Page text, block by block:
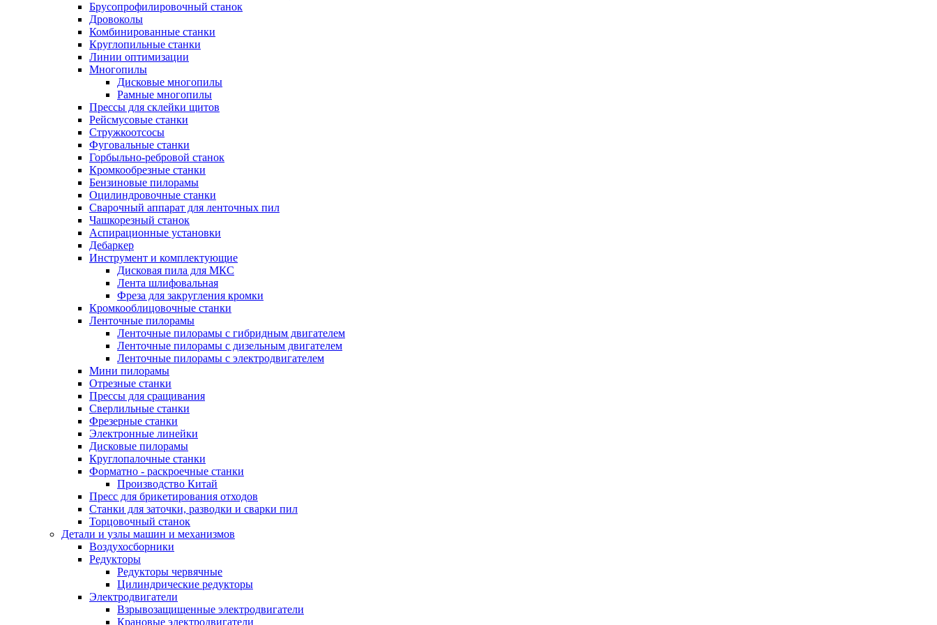
Брусопрофилировочный станок
Дровоколы
Комбинированные станки
Круглопильные станки
Линии оптимизации
Многопилы
Дисковые многопилы
Рамные многопилы
Прессы для склейки щитов
Рейсмусовые станки
Стружкоотсосы
Фуговальные станки
Горбыльно-ребровой станок
Кромкообрезные станки
Бензиновые пилорамы
Оцилиндровочные станки
Сварочный аппарат для ленточных пил
Чашкорезный станок
Аспирационные установки
Дебаркер
Инструмент и комплектующие
Дисковая пила для МКС
Лента шлифовальная
Фреза для закругления кромки
Кромкооблицовочные станки
Ленточные пилорамы
Ленточные пилорамы с гибридным двигателем
Ленточные пилорамы с дизельным двигателем
Ленточные пилорамы с электродвигателем
Мини пилорамы
Отрезные станки
Прессы для сращивания
Сверлильные станки
Фрезерные станки
Электронные линейки
Дисковые пилорамы
Круглопалочные станки
Форматно - раскроечные станки
Производство Китай
Пресс для брикетирования отходов
Станки для заточки, разводки и сварки пил
Торцовочный станок
Детали и узлы машин и механизмов
Воздухосборники
Редукторы
Редукторы червячные
Цилиндрические редукторы
Электродвигатели
Взрывозащищенные электродвигатели
Крановые электродвигатели